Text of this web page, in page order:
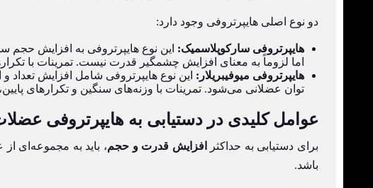
دو نوع اصلی هایپرتروفی وجود دارد:
هایپرتروفی سارکوپلاسمیک: این نوع هایپرتروفی به افزایش
اما لزوماً به معنای افزایش چشمگیر قدرت نیست. تمرینات با
هایپرتروفی میوفیبریلار: این نوع هایپرتروفی شامل افزایش
توان عضلانی می‌شود. تمرینات با وزنه‌های سنگین و تکرارهای
عوامل کلیدی در دستیابی به هایپرتروفی
برای دستیابی به حداکثر افزایش قدرت و حجم، باید به مجموعه‌ای
باشد.